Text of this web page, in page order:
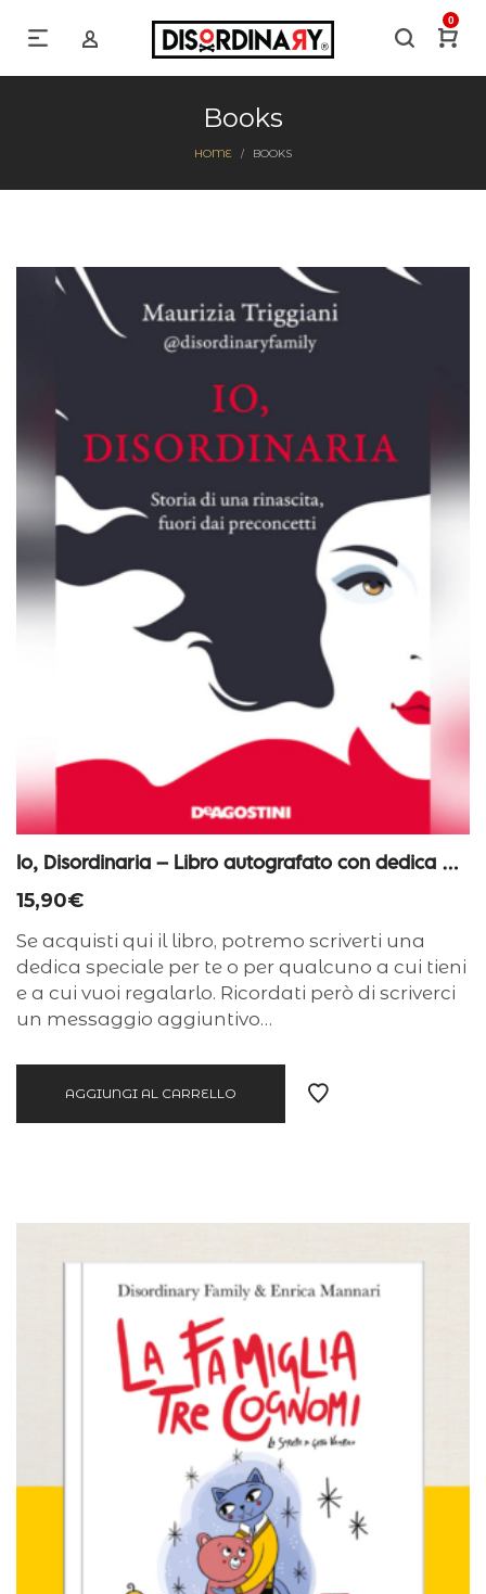
0
Books
HOME / BOOKS
Io, Disordinaria – Libro autografato con dedica personalizzata
15,90€
Se acquisti qui il libro, potremo scriverti una
dedica speciale per te o per qualcuno a cui tieni
e a cui vuoi regalarlo. Ricordati però di scriverci
un messaggio aggiuntivo…
AGGIUNGI AL CARRELLO